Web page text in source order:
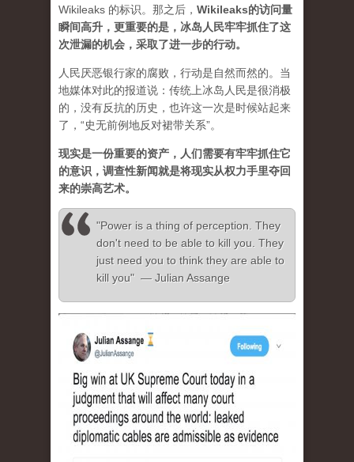
Wikileaks 的标识。那之后， Wikileaks的访问量
瞬间高升，更重要的是，冰岛人民牢牢抓住了这
次泄漏的机会，采取了进一步的行动。
人民厌恶银行家的腐败，行动是自然而然的。当
地媒体对此的报道说：传统上冰岛人民是很消极
的，没有反抗的历史，也许这一次是时候站起来
了，“史无前例地反对裙带关系”。
现实是一份重要的资产，人们需要有牢牢抓住它
的意识，调查性新闻就是将现实从权力手里夺回
来的崇高艺术。
"Power is a thing of perception. They
don't need to be able to kill you. They
just need you to think they are able to
kill you" — Julian Assange